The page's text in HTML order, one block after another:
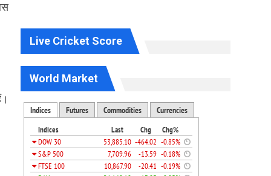
Live Cricket Score
World Market